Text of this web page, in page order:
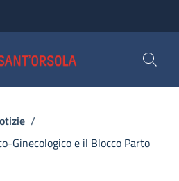
/
Ginecologico e il Blocco Parto